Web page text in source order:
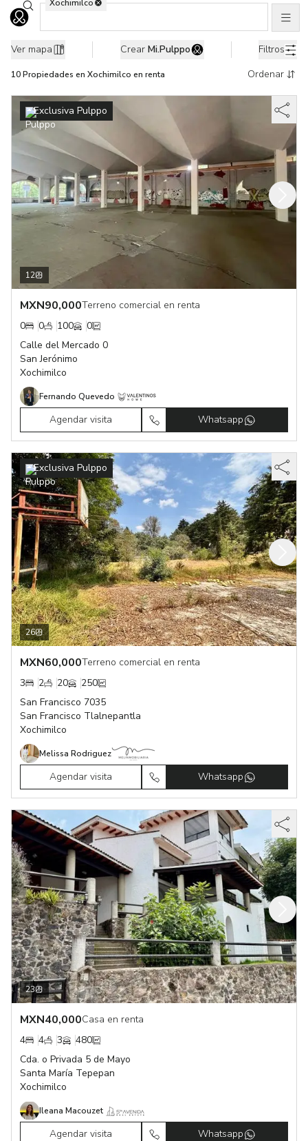
Ir al home
10 Propiedades en renta en Xochimilco, Ciudad de México
Buscar ubicaciones
Xochimilco
Ver mapa Crear Mi.Pulppo Filtros
10Propiedades en Xochimilco en renta Ordenar
12
Exclusiva Pulppo
MXN90,000Terreno comercial en renta
0
0 100
0
Calle del Mercado 0
San Jerónimo
Xochimilco
Fernando Quevedo
Agendar visita Whatsapp
26
Exclusiva Pulppo
MXN60,000Terreno comercial en renta
3
2 20
250
San Francisco 7035
San Francisco Tlalnepantla
Xochimilco
Melissa Rodriguez
Agendar visita Whatsapp
23
MXN40,000Casa en renta
4
4 3
480
Cda. o Privada 5 de Mayo
Santa María Tepepan
Xochimilco
Ileana Macouzet
Agendar visita Whatsapp